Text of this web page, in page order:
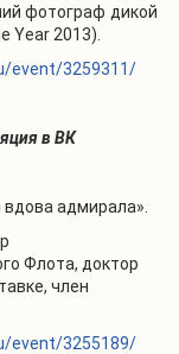
фотограф дикой
Year 2013).
event/3259311/
в ВК
адмирала».
Флота, доктор
член
event/3255189/